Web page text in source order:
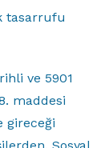
tasarrufu
ve 5901
maddesi
gireceği